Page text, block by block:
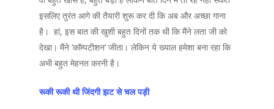
इसलिए तुरंत आगे की तैयारी शुरू कर दी कि अब और अच्छा गाना
है। हां, इस बात की खुशी बहुत दिनों तक थी कि मैंने लता जी को
देखा। मैंने ‘कॉम्पटीशन’ जीता। लेकिन ये ख्याल हमेशा बना रहा कि
अभी बहुत मेहनत करनी है।
रूकी रूकी थी जिंदगी झट से चल पड़ी